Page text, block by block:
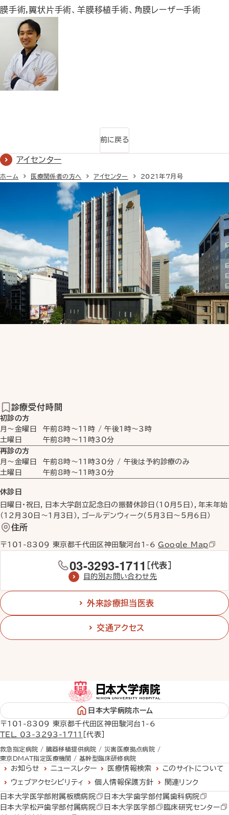
膜手術,翼状片手術、羊膜移植手術、角膜レーザー手術
前に戻る
アイセンター
ホーム 医療関係者の方へ アイセンター 2021年7月号
診療受付時間
初診の方
月〜金曜日
午前8時〜11時 /午後1時〜3時
土曜日
午前8時〜11時30分
再診の方
月〜金曜日
午前8時〜11時30分 / 午後は予約診療のみ
土曜日
午前8時〜11時30分
休診日
日曜日・祝日，日本大学創立記念日の振替休診日（10月5日），年末年始
（12月30日〜1月3日），ゴールデンウィーク（5月3日〜5月6日）
住所
〒101-8309 東京都千代田区神田駿河台1-6Google Map
03-3293-1711 ［代表］
目的別お問い合わせ先
外来診療担当医表
交通アクセス
日本大学病院ホーム
〒101-8309 東京都千代田区神田駿河台1-6
TEL. 03-3293-1711
［代表］
救急指定病院 / 臓器移植提供病院 / 災害医療拠点病院 /
東京DMAT指定医療機関 / 基幹型臨床研修病院
お知らせ ニュースレター 医療情報検索
このサイトについて
ウェブアクセシビリティ
個人情報保護方針
関連リンク
日本大学医学部附属板橋病院
日本大学歯学部付属歯科病院
日本大学松戸歯学部付属病院
日本大学医学部
臨床研究センター